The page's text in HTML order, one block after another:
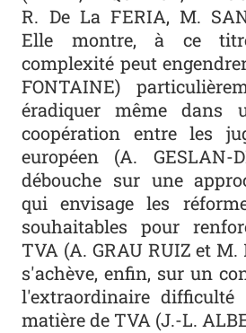
R. De La FERIA, M.
Elle montre, à ce
complexité peut
FONTAINE)
éradiquer même dans
coopération entre les
européen (A. GESLAN-
débouche sur une
qui envisage les
souhaitables pour
TVA (A. GRAU RUIZ et
s'achève, enfin, sur un
l'extraordinaire
matière de TVA (J.-L.